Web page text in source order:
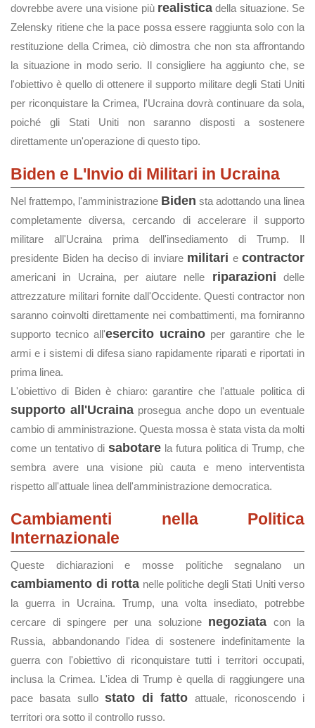
dovrebbe avere una visione più realisticadella situazione. Se
Zelensky ritiene che la pace possa essere raggiunta solo con la
restituzione della Crimea, ciò dimostra che non sta affrontando
la situazione in modo serio. Il consigliere ha aggiunto che, se
l'obiettivo è quello di ottenere il supporto militare degli Stati Uniti
per riconquistare la Crimea, l'Ucraina dovrà continuare da sola,
poiché gli Stati Uniti non saranno disposti a sostenere
direttamente un'operazione di questo tipo.
Biden e L'Invio di Militari in Ucraina
Nel frattempo, l'amministrazione Biden sta adottando una linea
completamente diversa, cercando di accelerare il supporto
militare all'Ucraina prima dell'insediamento di Trump. Il
presidente Biden ha deciso di inviare militari e contractor
americani in Ucraina, per aiutare nelle riparazioni delle
attrezzature militari fornite dall'Occidente. Questi contractor non
saranno coinvolti direttamente nei combattimenti, ma forniranno
supporto tecnico all'esercito ucraino per garantire che le
armi e i sistemi di difesa siano rapidamente riparati e riportati in
prima linea.
L'obiettivo di Biden è chiaro: garantire che l'attuale politica di
supporto all'Ucraina prosegua anche dopo un eventuale
cambio di amministrazione. Questa mossa è stata vista da molti
come un tentativo di sabotare la futura politica di Trump, che
sembra avere una visione più cauta e meno interventista
rispetto all'attuale linea dell'amministrazione democratica.
Cambiamenti nella Politica
Internazionale
Queste dichiarazioni e mosse politiche segnalano un
cambiamento di rotta nelle politiche degli Stati Uniti verso
la guerra in Ucraina. Trump, una volta insediato, potrebbe
cercare di spingere per una soluzione negoziata con la
Russia, abbandonando l'idea di sostenere indefinitamente la
guerra con l'obiettivo di riconquistare tutti i territori occupati,
inclusa la Crimea. L'idea di Trump è quella di raggiungere una
pace basata sullo stato di fatto attuale, riconoscendo i
territori ora sotto il controllo russo.